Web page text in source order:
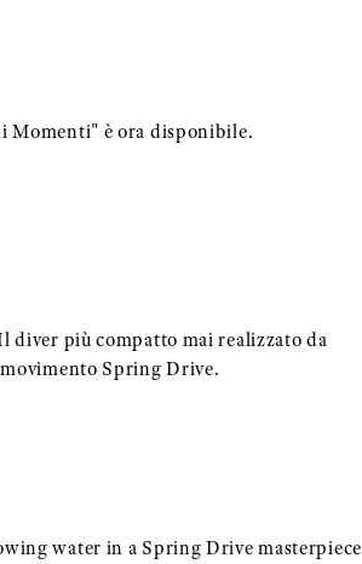
Momenti" è ora disponibile.
diver più compatto mai realizzato da
Spring Drive.
water in a Spring Drive masterpiece